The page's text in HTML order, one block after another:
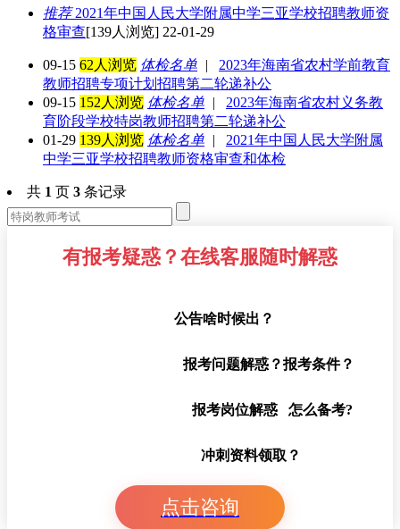
推荐2021年中国人民大学附属中学三亚学校招聘教师资
格审查[139人浏览] 22-01-29
09-15 62人浏览 体检名单 |
2023年海南省农村学前教育
教师招聘专项计划招聘第二轮递补公
09-15 152人浏览 体检名单 |
2023年海南省农村义务教
育阶段学校特岗教师招聘第二轮递补公
01-29 139人浏览 体检名单 |
2021年中国人民大学附属
中学三亚学校招聘教师资格审查和体检
共 1 页 3 条记录
有报考疑惑？在线客服随时解惑
公告啥时候出？
报考问题解惑？报考条件？
报考岗位解惑 怎么备考?
冲刺资料领取？
点击咨询